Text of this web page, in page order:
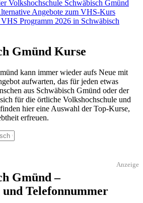
Volkshochschule Schwäbisch Gmünd
Angebote zum VHS-Kurs
Programm 2026 in Schwäbisch
Gmünd Kurse
kann immer wieder aufs Neue mit
aufwarten, das für jeden etwas
aus Schwäbisch Gmünd oder der
für die örtliche Volkshochschule und
hier eine Auswahl der Top-Kurse,
erfreuen.
Anzeige
Gmünd –
Telefonnummer